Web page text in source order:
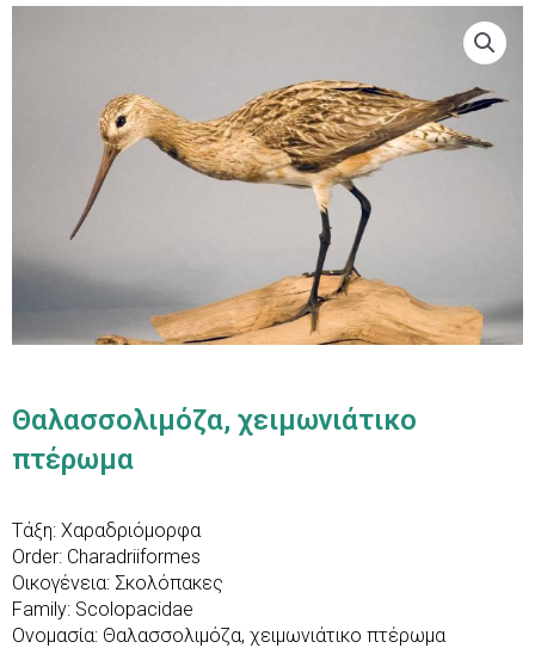
Θαλασσολιμόζα, χειμωνιάτικο
πτέρωμα
Τάξη: Χαραδριόμορφα
Order: Charadriiformes
Οικογένεια: Σκολόπακες
Family: Scolopacidae
Ονομασία: Θαλασσολιμόζα, χειμωνιάτικο πτέρωμα